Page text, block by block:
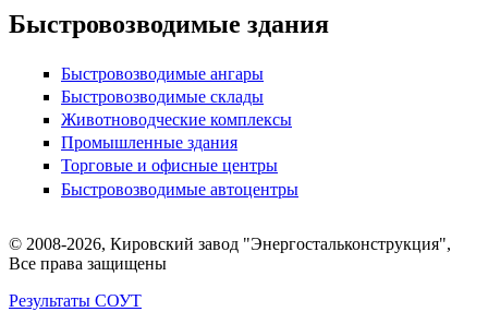
Быстровозводимые здания
Быстровозводимые ангары
Быстровозводимые склады
Животноводческие комплексы
Промышленные здания
Торговые и офисные центры
Быстровозводимые автоцентры
© 2008-2026, Кировский завод "Энергостальконструкция",
Все права защищены
Результаты СОУТ